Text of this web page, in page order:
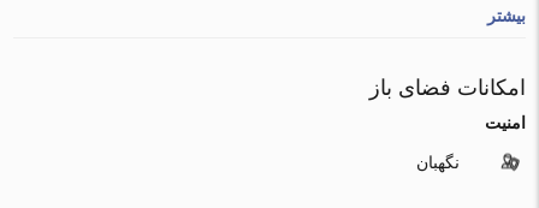
بیشتر
امکانات فضای باز
امنیت
نگهبان